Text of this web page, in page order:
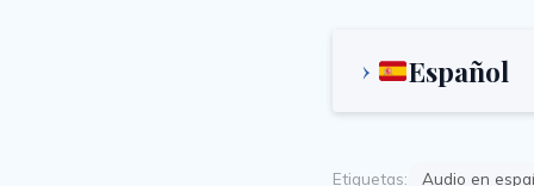
Español
Etiquetas: Audio en